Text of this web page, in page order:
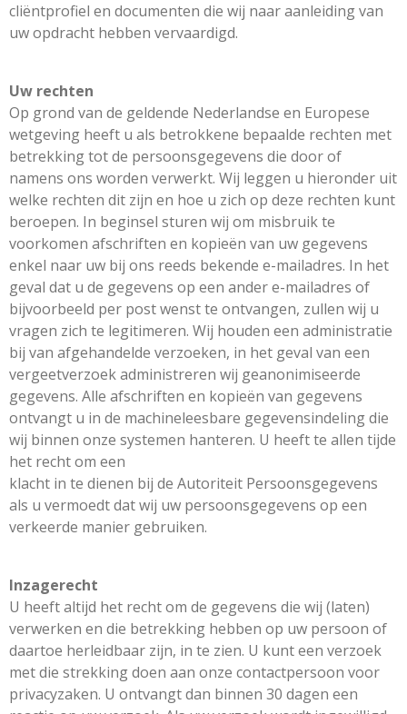
cliëntprofiel en documenten die wij naar aanleiding van
uw opdracht hebben vervaardigd.
Uw rechten
Op grond van de geldende Nederlandse en Europese
wetgeving heeft u als betrokkene bepaalde rechten met
betrekking tot de persoonsgegevens die door of
namens ons worden verwerkt. Wij leggen u hieronder uit
welke rechten dit zijn en hoe u zich op deze rechten kunt
beroepen. In beginsel sturen wij om misbruik te
voorkomen afschriften en kopieën van uw gegevens
enkel naar uw bij ons reeds bekende e-mailadres. In het
geval dat u de gegevens op een ander e-mailadres of
bijvoorbeeld per post wenst te ontvangen, zullen wij u
vragen zich te legitimeren. Wij houden een administratie
bij van afgehandelde verzoeken, in het geval van een
vergeetverzoek administreren wij geanonimiseerde
gegevens. Alle afschriften en kopieën van gegevens
ontvangt u in de machineleesbare gegevensindeling die
wij binnen onze systemen hanteren. U heeft te allen tijde
het recht om een
klacht in te dienen bij de Autoriteit Persoonsgegevens
als u vermoedt dat wij uw persoonsgegevens op een
verkeerde manier gebruiken.
Inzagerecht
U heeft altijd het recht om de gegevens die wij (laten)
verwerken en die betrekking hebben op uw persoon of
daartoe herleidbaar zijn, in te zien. U kunt een verzoek
met die strekking doen aan onze contactpersoon voor
privacyzaken. U ontvangt dan binnen 30 dagen een